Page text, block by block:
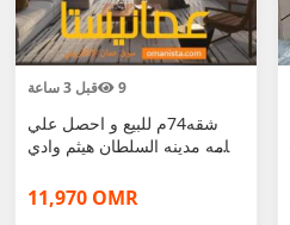
قبل 3 ساعة 9
شقه74م للبيع و احصل علي
اقامه مدينه السلطان هيثم وادي
11,970 OMR